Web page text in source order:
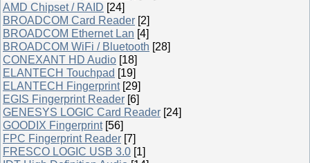
AMD Chipset / RAID [24]
BROADCOM Card Reader [2]
BROADCOM Ethernet Lan [4]
BROADCOM WiFi / Bluetooth [28]
CONEXANT HD Audio [18]
ELANTECH Touchpad [19]
ELANTECH Fingerprint [29]
EGIS Fingerprint Reader [6]
GENESYS LOGIC Card Reader [24]
GOODIX Fingerprint [56]
FPC Fingerprint Reader [7]
FRESCO LOGIC USB 3.0 [1]